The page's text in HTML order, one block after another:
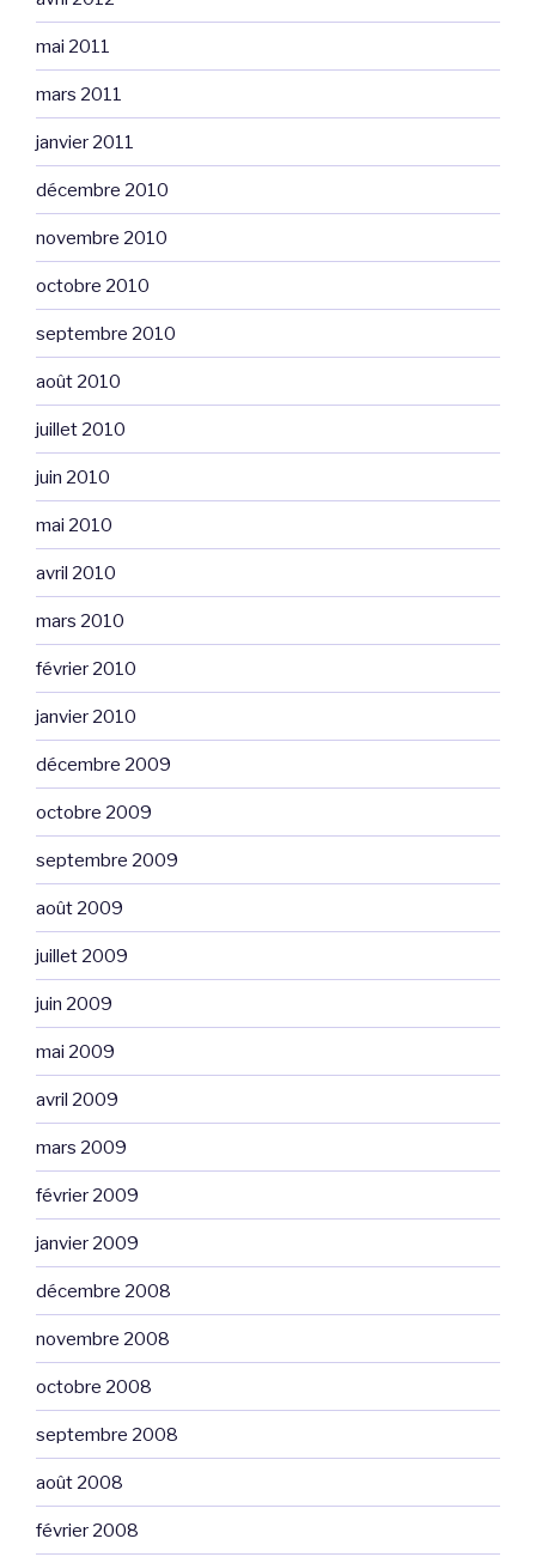
mai 2011
mars 2011
janvier 2011
décembre 2010
novembre 2010
octobre 2010
septembre 2010
août 2010
juillet 2010
juin 2010
mai 2010
avril 2010
mars 2010
février 2010
janvier 2010
décembre 2009
octobre 2009
septembre 2009
août 2009
juillet 2009
juin 2009
mai 2009
avril 2009
mars 2009
février 2009
janvier 2009
décembre 2008
novembre 2008
octobre 2008
septembre 2008
août 2008
février 2008